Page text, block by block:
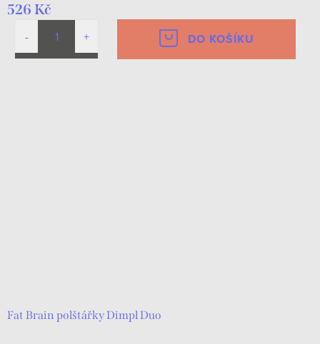
526 Kč
DO KOŠÍKU
Fat Brain polštářky Dimpl Duo